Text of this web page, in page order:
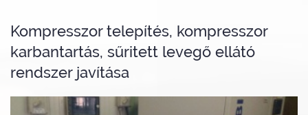
Kompresszor telepítés, kompresszor
karbantartás, sűritett levegő ellátó
rendszer javítása